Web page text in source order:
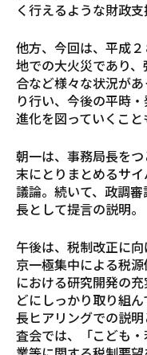
く行えるような財政支
他方、今回は、平成
地での大火災であり
合など様々な状況が
り行い、今後の平時
進化を図っていくこと
朝一は、事務局長を
末にとりまとめるサ
議論。続いて、政調
長として提言の説明。
午後は、税制改正に
京一極集中による税
における研究開発の
どにしっかり取り組
長ヒアリングでの説
査会では、「こども